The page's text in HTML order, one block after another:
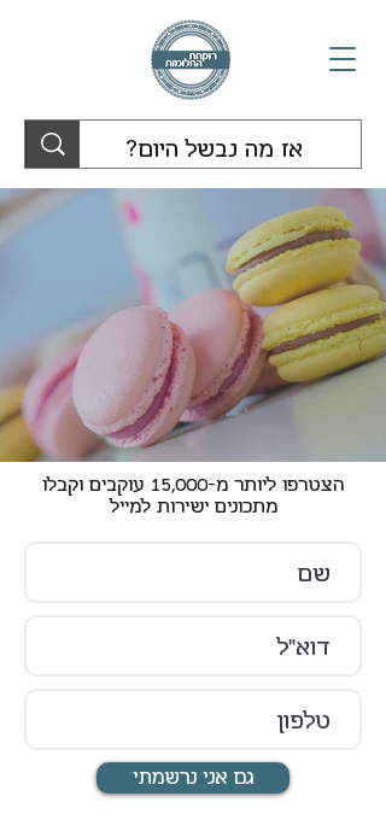
הצטרפו ליותר מ-15,000 עוקבים וקבלו
מתכונים ישירות למייל
גם אני נרשמתי